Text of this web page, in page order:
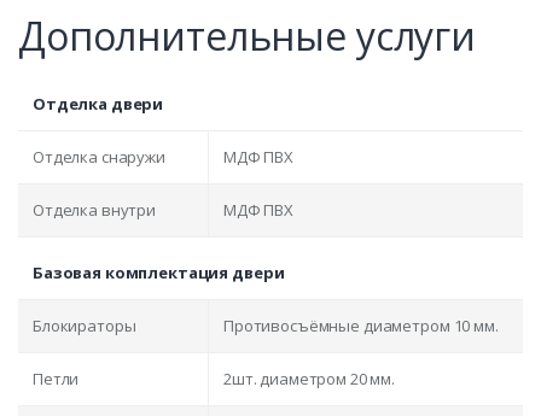
Дополнительные услуги
Отделка двери
Отделка снаружи МДФ ПВХ
Отделка внутри МДФ ПВХ
Базовая комплектация двери
Блокираторы Противосъёмные диаметром 10 мм.
Петли 2шт. диаметром 20 мм.